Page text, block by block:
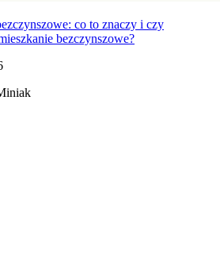
co to znaczy i czy
bezczynszowe?